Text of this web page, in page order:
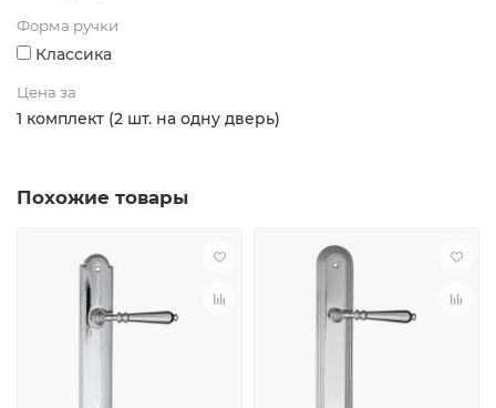
Форма ручки
Классика
Цена за
1 комплект (2 шт. на одну дверь)
Похожие товары